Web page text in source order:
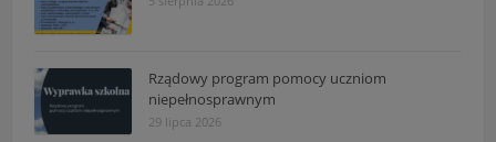
Rządowy program pomocy uczniom
niepełnosprawnym
29 lipca 2026